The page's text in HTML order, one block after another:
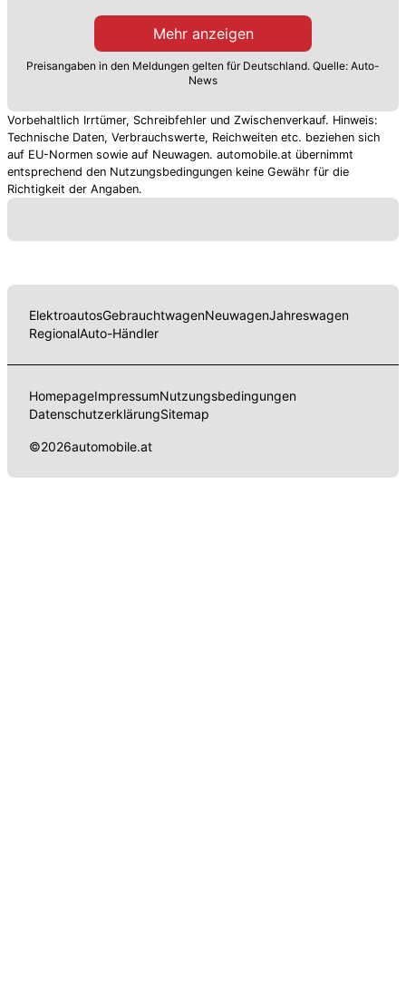
Mehr anzeigen
Preisangaben in den Meldungen gelten für Deutschland. Quelle: Auto-
News
Vorbehaltlich Irrtümer, Schreibfehler und Zwischenverkauf. Hinweis:
Technische Daten, Verbrauchswerte, Reichweiten etc. beziehen sich
auf EU-Normen sowie auf Neuwagen. automobile.at übernimmt
entsprechend den Nutzungsbedingungen keine Gewähr für die
Richtigkeit der Angaben.
ElektroautosGebrauchtwagenNeuwagenJahreswagen
RegionalAuto-Händler
HomepageImpressumNutzungsbedingungen
DatenschutzerklärungSitemap
©2026automobile.at